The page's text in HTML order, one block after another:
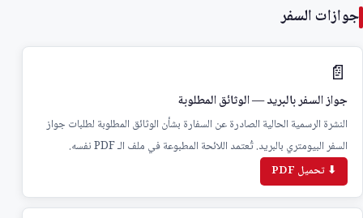
جوازات السفر
📄
جواز السفر بالبريد — الوثائق المطلوبة
النشرة الرسمية الحالية الصادرة عن السفارة بشأن الوثائق المطلوبة لطلبات جواز
السفر البيومتري بالبريد. تُعتمد اللائحة المطبوعة في ملف الـ PDF نفسه.
⬇ تحميل PDF